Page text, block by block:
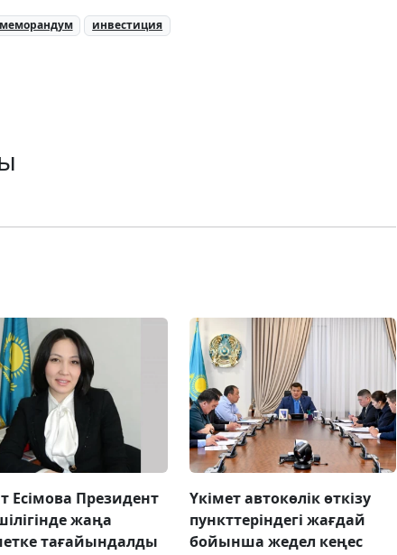
меморандум инвестиция
Есімова Президент
жаңа
тағайындалды
Үкімет автокөлік өткізу
пункттеріндегі жағдай
бойынша жедел кеңес